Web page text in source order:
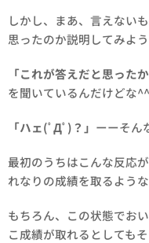
しかし、まあ、言えない
思ったのか説明してみよう
「これが答えだと思った
を聞いているんだけどな
「ハェ(ﾟДﾟ)？」 ーーそん
最初のうちはこんな反応
れなりの成績を取るような
もちろん、この状態でお
こ成績が取れるとしても